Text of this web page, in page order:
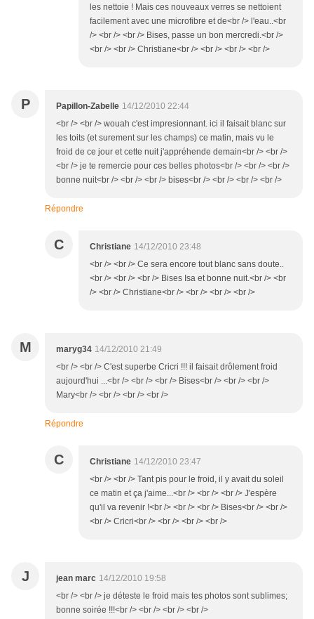
les nettoie ! Mais ces nouveaux verres se nettoient
facilement avec une microfibre et de<br /> l'eau..<br
/> <br /> <br /> Bises, passe un bon mercredi.<br />
<br /> <br /> Christiane<br /> <br /> <br /> <br />
P Papillon-Zabelle 14/12/2010 22:44
<br /> <br /> wouah c'est impresionnant. ici il faisait blanc sur
les toits (et surement sur les champs) ce matin, mais vu le
froid de ce jour et cette nuit j'appréhende demain<br /> <br />
<br /> je te remercie pour ces belles photos<br /> <br /> <br />
bonne nuit<br /> <br /> <br /> bises<br /> <br /> <br /> <br />
Répondre
C Christiane 14/12/2010 23:48
<br /> <br /> Ce sera encore tout blanc sans doute..
<br /> <br /> <br /> Bises Isa et bonne nuit.<br /> <br
/> <br /> Christiane<br /> <br /> <br /> <br />
M maryg34 14/12/2010 21:49
<br /> <br /> C'est superbe Cricri !!! il faisait drôlement froid
aujourd'hui ...<br /> <br /> <br /> Bises<br /> <br /> <br />
Mary<br /> <br /> <br /> <br />
Répondre
C Christiane 14/12/2010 23:47
<br /> <br /> Tant pis pour le froid, il y avait du soleil
ce matin et ça j'aime...<br /> <br /> <br /> J'espère
qu'il va revenir !<br /> <br /> <br /> Bises<br /> <br />
<br /> Cricri<br /> <br /> <br /> <br />
J jean marc 14/12/2010 19:58
<br /> <br /> je déteste le froid mais tes photos sont sublimes;
bonne soirée !!!<br /> <br /> <br /> <br />